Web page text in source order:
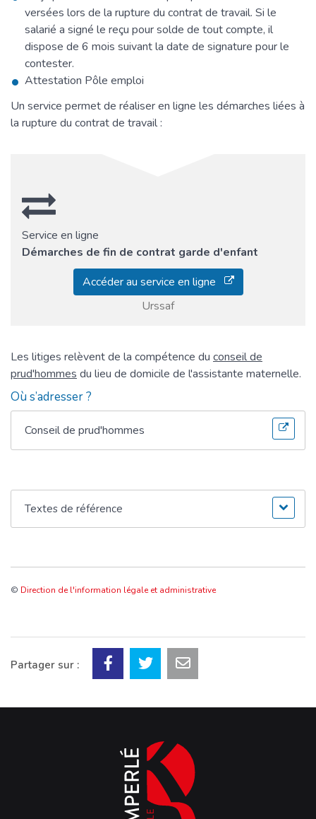
versées lors de la rupture du contrat de travail. Si le
salarié a signé le reçu pour solde de tout compte, il
dispose de 6 mois suivant la date de signature pour le
contester.
Attestation Pôle emploi
Un service permet de réaliser en ligne les démarches liées à
la rupture du contrat de travail :
Service en ligne
Démarches de fin de contrat garde d'enfant
Accéder au service en ligne
Urssaf
Les litiges relèvent de la compétence du conseil de
prud'hommes du lieu de domicile de l'assistante maternelle.
Où s’adresser ?
Conseil de prud'hommes
Textes de référence
© Direction de l'information légale et administrative
Partager sur :